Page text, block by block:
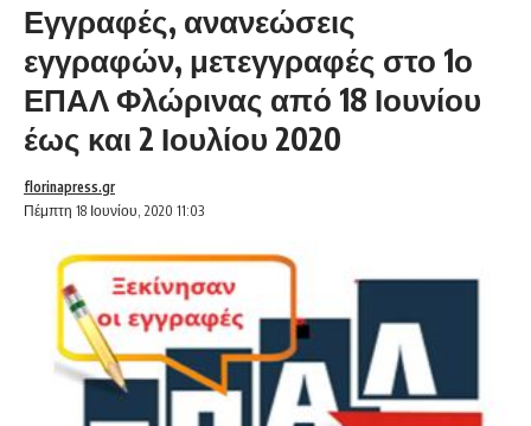
Εγγραφές, ανανεώσεις
εγγραφών, μετεγγραφές στο 1ο
ΕΠΑΛ Φλώρινας από 18 Ιουνίου
έως και 2 Ιουλίου 2020
Πέμπτη 18 Ιουνίου, 2020 11:03
florinapress.gr